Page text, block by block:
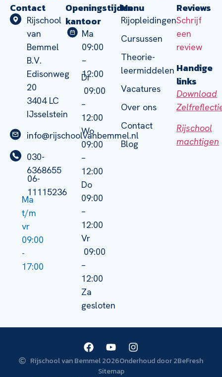
Contact
Rijschool
van
Bemmel
B.V.
Edisonweg
20
3404 LC
IJsselstein
info@rijschoolvanbemmel.nl
030-
6368655
06-
11115236
Ma
t/m
vr
09:00
-
17:00
Openingstijden
kantoor
Ma
09:00
–
12:00
Di
09:00
–
12:00
Wo
09:00
–
12:00
Do
09:00
–
12:00
Vr
09:00
–
12:00
Za
gesloten
Menu
Rijopleidingen
Cursussen
Theorie-
leermiddelen
Vacatures
Over ons
Contact
Blog
Reviews
Schrijf
een
review
Handige
links
Download
Rijschool
machtigen
Rijschool van Bemmel 2026Onderhoud door 2BeFresh
Sitemap